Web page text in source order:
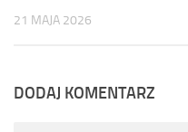
21 MAJA 2026
DODAJ KOMENTARZ